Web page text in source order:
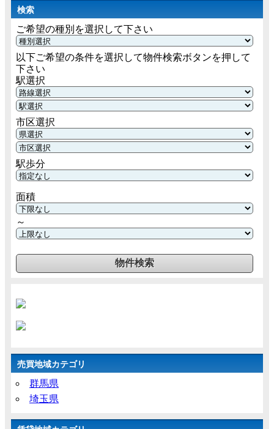
検索
ご希望の種別を選択して下さい
以下ご希望の条件を選択して物件検索ボタンを押して
下さい
駅選択
市区選択
駅歩分
面積
～
売買地域カテゴリ
群馬県
埼玉県